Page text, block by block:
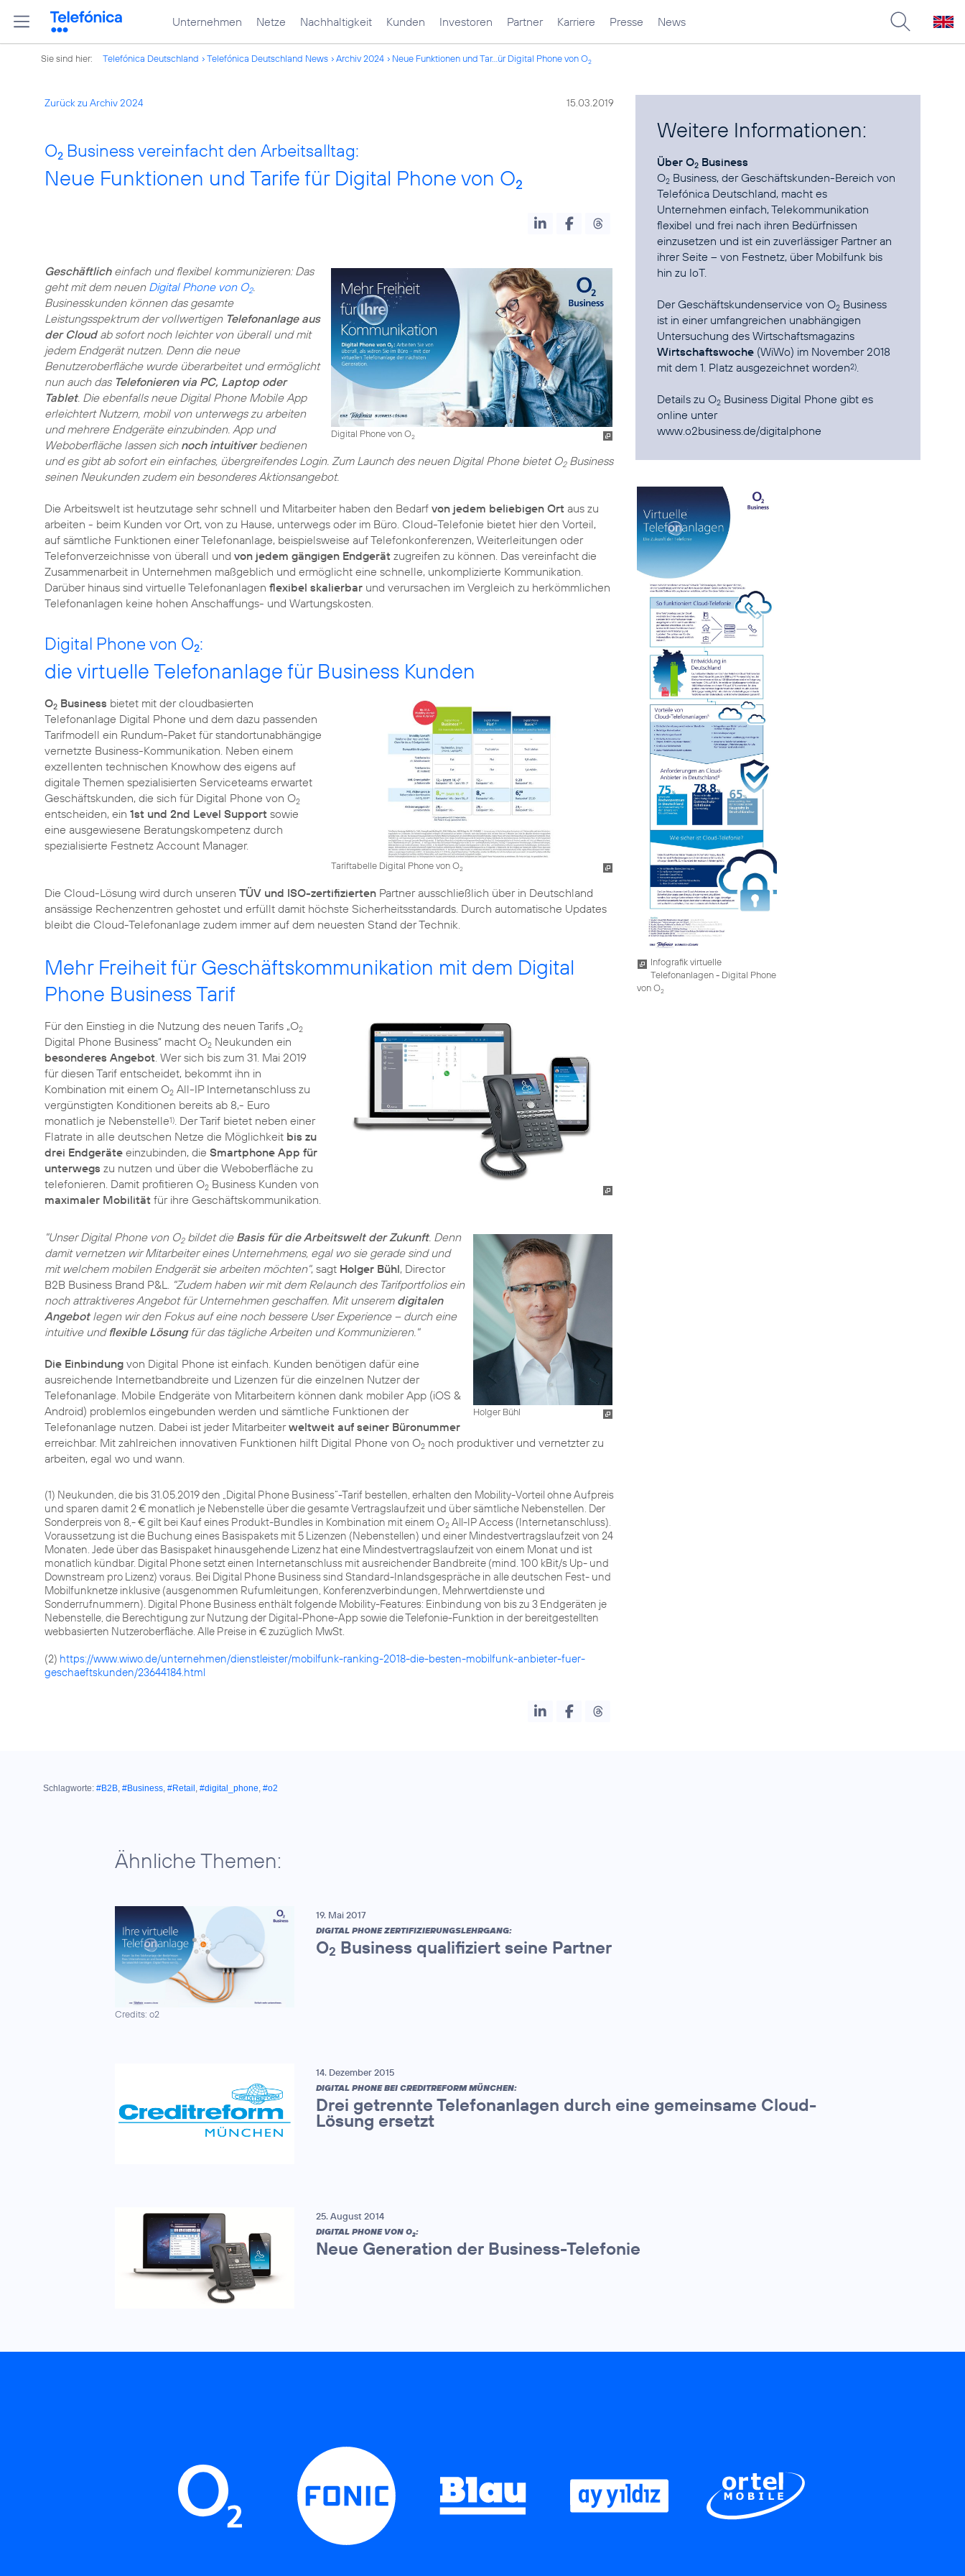
Unternehmen Netze Nachhaltigkeit Kunden Investoren Partner Karriere Presse News
Sie sind hier: Telefónica Deutschland Telefónica Deutschland News Archiv 2024 Neue Funktionen und Tar...ür Digital Phone von O2
Zurück zu Archiv 2024 15.03.2019
O2 Business vereinfacht den Arbeitsalltag:
Neue Funktionen und Tarife für Digital Phone von O2
Digital Phone von O2
Geschäftlicheinfach und flexibel kommunizieren: Das
geht mit dem neuen Digital Phone von O2.
Businesskunden können das gesamte
Leistungsspektrum der vollwertigen Telefonanlage aus
der Cloudab sofort noch leichter von überall und mit
jedem Endgerät nutzen. Denn die neue
Benutzeroberfläche wurde überarbeitet und ermöglicht
nun auch das Telefonieren via PC, Laptop oder
Tablet. Die ebenfalls neue Digital Phone Mobile App
erleichtert Nutzern, mobil von unterwegs zu arbeiten
und mehrere Endgeräte einzubinden. App und
Weboberfläche lassen sich noch intuitiverbedienen
und es gibt ab sofort ein einfaches, übergreifendes Login. Zum Launch des neuen Digital Phone bietet O2Business
seinen Neukunden zudem ein besonderes Aktionsangebot.
Die Arbeitswelt ist heutzutage sehr schnell und Mitarbeiter haben den Bedarf von jedem beliebigen Ort aus zu
arbeiten - beim Kunden vor Ort, von zu Hause, unterwegs oder im Büro. Cloud-Telefonie bietet hier den Vorteil,
auf sämtliche Funktionen einer Telefonanlage, beispielsweise auf Telefonkonferenzen, Weiterleitungen oder
Telefonverzeichnisse von überall und von jedem gängigen Endgerät zugreifen zu können. Das vereinfacht die
Zusammenarbeit in Unternehmen maßgeblich und ermöglicht eine schnelle, unkomplizierte Kommunikation.
Darüber hinaus sind virtuelle Telefonanlagen flexibel skalierbar und verursachen im Vergleich zu herkömmlichen
Telefonanlagen keine hohen Anschaffungs- und Wartungskosten.
Digital Phone von O2:
die virtuelle Telefonanlage für Business Kunden
Tariftabelle Digital Phone von O2
O2 Business bietet mit der cloudbasierten
Telefonanlage Digital Phone und dem dazu passenden
Tarifmodell ein Rundum-Paket für standortunabhängige
vernetzte Business-Kommunikation. Neben einem
exzellenten technischen Knowhow des eigens auf
digitale Themen spezialisierten Serviceteams erwartet
Geschäftskunden, die sich für Digital Phone von O2
entscheiden, ein 1st und 2nd Level Support sowie
eine ausgewiesene Beratungskompetenz durch
spezialisierte Festnetz Account Manager.
Die Cloud-Lösung wird durch unseren TÜV und ISO-zertifizierten Partner ausschließlich über in Deutschland
ansässige Rechenzentren gehostet und erfüllt damit höchste Sicherheitsstandards. Durch automatische Updates
bleibt die Cloud-Telefonanlage zudem immer auf dem neuesten Stand der Technik.
Mehr Freiheit für Geschäftskommunikation mit dem Digital
Phone Business Tarif
Für den Einstieg in die Nutzung des neuen Tarifs „O2
Digital Phone Business“ macht O2 Neukunden ein
besonderes Angebot. Wer sich bis zum 31. Mai 2019
für diesen Tarif entscheidet, bekommt ihn in
Kombination mit einem O2 All-IP Internetanschluss zu
vergünstigten Konditionen bereits ab 8,- Euro
monatlich je Nebenstelle1). Der Tarif bietet neben einer
Flatrate in alle deutschen Netze die Möglichkeit bis zu
drei Endgeräte einzubinden, die Smartphone App für
unterwegs zu nutzen und über die Weboberfläche zu
telefonieren. Damit profitieren O2 Business Kunden von
maximaler Mobilität für ihre Geschäftskommunikation.
Holger Bühl
"Unser Digital Phone von O2bildet die Basis für die Arbeitswelt der Zukunft. Denn
damit vernetzen wir Mitarbeiter eines Unternehmens, egal wo sie gerade sind und
mit welchem mobilen Endgerät sie arbeiten möchten", sagt Holger Bühl, Director
B2B Business Brand P&L. "Zudem haben wir mit dem Relaunch des Tarifportfolios ein
noch attraktiveres Angebot für Unternehmen geschaffen. Mit unserem digitalen
Angebotlegen wir den Fokus auf eine noch bessere User Experience – durch eine
intuitive undflexible Lösungfür das tägliche Arbeiten und Kommunizieren."
Die Einbindung von Digital Phone ist einfach. Kunden benötigen dafür eine
ausreichende Internetbandbreite und Lizenzen für die einzelnen Nutzer der
Telefonanlage. Mobile Endgeräte von Mitarbeitern können dank mobiler App (iOS &
Android) problemlos eingebunden werden und sämtliche Funktionen der
Telefonanlage nutzen. Dabei ist jeder Mitarbeiterweltweit auf seiner Büronummer
erreichbar. Mit zahlreichen innovativen Funktionen hilft Digital Phone von O2 noch produktiver und vernetzter zu
arbeiten, egal wo und wann.
(1) Neukunden, die bis 31.05.2019 den „Digital Phone Business“-Tarif bestellen, erhalten den Mobility-Vorteil ohne Aufpreis
und sparen damit 2 € monatlich je Nebenstelle über die gesamte Vertragslaufzeit und über sämtliche Nebenstellen. Der
Sonderpreis von 8,- € gilt bei Kauf eines Produkt-Bundles in Kombination mit einem O2 All-IP Access (Internetanschluss).
Voraussetzung ist die Buchung eines Basispakets mit 5 Lizenzen (Nebenstellen) und einer Mindestvertragslaufzeit von 24
Monaten. Jede über das Basispaket hinausgehende Lizenz hat eine Mindestvertragslaufzeit von einem Monat und ist
monatlich kündbar. Digital Phone setzt einen Internetanschluss mit ausreichender Bandbreite (mind. 100 kBit/s Up- und
Downstream pro Lizenz) voraus. Bei Digital Phone Business sind Standard-Inlandsgespräche in alle deutschen Fest- und
Mobilfunknetze inklusive (ausgenommen Rufumleitungen, Konferenzverbindungen, Mehrwertdienste und
Sonderrufnummern). Digital Phone Business enthält folgende Mobility-Features: Einbindung von bis zu 3 Endgeräten je
Nebenstelle, die Berechtigung zur Nutzung der Digital-Phone-App sowie die Telefonie-Funktion in der bereitgestellten
webbasierten Nutzeroberfläche. Alle Preise in € zuzüglich MwSt.
(2) https://www.wiwo.de/unternehmen/dienstleister/mobilfunk-ranking-2018-die-besten-mobilfunk-anbieter-fuer-
geschaeftskunden/23644184.html
Weitere Informationen:
Über O2 Business
O2 Business, der Geschäftskunden-Bereich von
Telefónica Deutschland, macht es
Unternehmen einfach, Telekommunikation
flexibel und frei nach ihren Bedürfnissen
einzusetzen und ist ein zuverlässiger Partner an
ihrer Seite – von Festnetz, über Mobilfunk bis
hin zu IoT.
Der Geschäftskundenservice von O2 Business
ist in einer umfangreichen unabhängigen
Untersuchung des Wirtschaftsmagazins
Wirtschaftswoche (WiWo) im November 2018
mit dem1. Platz ausgezeichnet worden2).
Details zu O2 Business Digital Phone gibt es
online unter
www.o2business.de/digitalphone
Infografik virtuelle
Telefonanlagen - Digital Phone
von O2
Schlagworte: #B2B, #Business, #Retail , #digital_phone, #o2
Ähnliche Themen:
Credits: o2
19. Mai 2017
DIGITAL PHONE ZERTIFIZIERUNGSLEHRGANG:
O2 Business qualifiziert seine Partner
14. Dezember 2015
DIGITAL PHONE BEI CREDITREFORM MÜNCHEN:
Drei getrennte Telefonanlagen durch eine gemeinsame Cloud-
Lösung ersetzt
25. August 2014
DIGITAL PHONE VON O2:
Neue Generation der Business-Telefonie